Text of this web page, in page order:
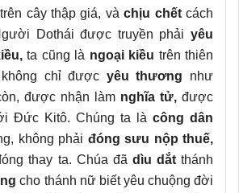
trên cây thập giá, vàchịu chếtcách
Dothái được truyền phải yêu
ta cũng là ngoại kiều trên thiên
chỉ được yêu thương như
được nhận làm nghĩa tử, được
Đức Kitô. Chúng ta là công dân
không phải đóng sưu nộp thuế,
thay ta. Chúa đã dìu dắtthánh
cho thánh nữ biết yêu chuộng đời